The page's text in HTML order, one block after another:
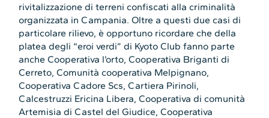
rivitalizzazione di terreni confiscati alla criminalità
organizzata in Campania. Oltre a questi due casi di
particolare rilievo, è opportuno ricordare che della
platea degli “eroi verdi” di Kyoto Club fanno parte
anche Cooperativa l’orto, Cooperativa Briganti di
Cerreto, Comunità cooperativa Melpignano,
Cooperativa Cadore Scs, Cartiera Pirinoli,
Calcestruzzi Ericina Libera, Cooperativa di comunità
Artemisia di Castel del Giudice, Cooperativa